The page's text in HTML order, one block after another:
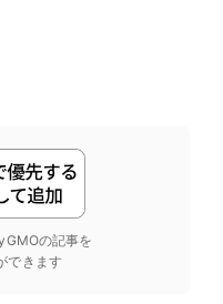
の記事を
できます